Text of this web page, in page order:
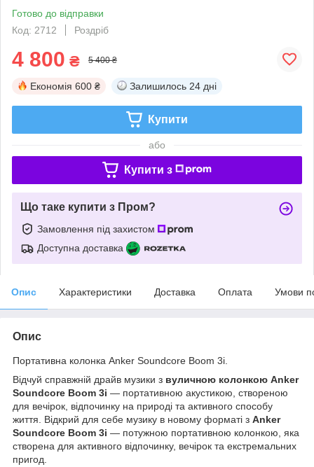
Готово до відправки
Код: 2712
Роздріб
4 800 ₴ 5 400 ₴
Економія 600 ₴ Залишилось 24 дні
Купити
або
Купити з
Що таке купити з Пром?
Замовлення під захистом
Доступна доставка
Опис Характеристики Доставка Оплата Умови
Опис
Портативна колонка Anker Soundcore Boom 3i.
Відчуй справжній драйв музики з вуличною колонкою Anker
Soundcore Boom 3i — портативною акустикою, створеною
для вечірок, відпочинку на природі та активного способу
життя. Відкрий для себе музику в новому форматі з Anker
Soundcore Boom 3i — потужною портативною колонкою, яка
створена для активного відпочинку, вечірок та екстремальних
пригод.